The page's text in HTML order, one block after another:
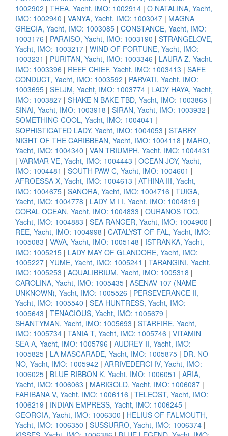
1002902 | THEA, Yacht, IMO: 1002914 | O NATALINA, Yacht,
IMO: 1002940 | VANYA, Yacht, IMO: 1003047 | MAGNA
GRECIA, Yacht, IMO: 1003085 | CONSTANCE, Yacht, IMO:
1003176 | PARAISO, Yacht, IMO: 1003190 | STRANGELOVE,
Yacht, IMO: 1003217 | WIND OF FORTUNE, Yacht, IMO:
1003231 | PURITAN, Yacht, IMO: 1003346 | LAURA Z, Yacht,
IMO: 1003396 | REEF CHIEF, Yacht, IMO: 1003413 | SAFE
CONDUCT, Yacht, IMO: 1003592 | PARVATI, Yacht, IMO:
1003695 | SELJM, Yacht, IMO: 1003774 | LADY HAYA, Yacht,
IMO: 1003827 | SHAKE N BAKE TBD, Yacht, IMO: 1003865 |
SINAI, Yacht, IMO: 1003918 | SIRAN, Yacht, IMO: 1003932 |
SOMETHING COOL, Yacht, IMO: 1004041 |
SOPHISTICATED LADY, Yacht, IMO: 1004053 | STARRY
NIGHT OF THE CARIBBEAN, Yacht, IMO: 1004118 | MARO,
Yacht, IMO: 1004340 | VAN TRIUMPH, Yacht, IMO: 1004431
| VARMAR VE, Yacht, IMO: 1004443 | OCEAN JOY, Yacht,
IMO: 1004481 | SOUTH PAW C, Yacht, IMO: 1004601 |
AFROESSA X, Yacht, IMO: 1004613 | ATHINA III, Yacht,
IMO: 1004675 | SANORA, Yacht, IMO: 1004716 | TUIGA,
Yacht, IMO: 1004778 | LADY M I I, Yacht, IMO: 1004819 |
CORAL OCEAN, Yacht, IMO: 1004833 | OURANOS TOO,
Yacht, IMO: 1004883 | SEA RANGER, Yacht, IMO: 1004900 |
REE, Yacht, IMO: 1004998 | CATALYST OF FAL, Yacht, IMO:
1005083 | VAVA, Yacht, IMO: 1005148 | ISTRANKA, Yacht,
IMO: 1005215 | LADY MAY OF GLANDORE, Yacht, IMO:
1005227 | YUME, Yacht, IMO: 1005241 | TARANGINI, Yacht,
IMO: 1005253 | AQUALIBRIUM, Yacht, IMO: 1005318 |
CAROLINA, Yacht, IMO: 1005435 | ASENAV 107 (NAME
UNKNOWN), Yacht, IMO: 1005526 | PERSEVERANCE II,
Yacht, IMO: 1005540 | SEA HUNTRESS, Yacht, IMO:
1005643 | TENACIOUS, Yacht, IMO: 1005679 |
SHANTYMAN, Yacht, IMO: 1005693 | STARFIRE, Yacht,
IMO: 1005734 | TANIA T, Yacht, IMO: 1005746 | VITAMIN
SEA A, Yacht, IMO: 1005796 | AUDREY II, Yacht, IMO:
1005825 | LA MASCARADE, Yacht, IMO: 1005875 | DR. NO
NO, Yacht, IMO: 1005942 | ARRIVEDERCI IV, Yacht, IMO:
1006025 | BLUE RIBBON K, Yacht, IMO: 1006051 | ARIA,
Yacht, IMO: 1006063 | MARIGOLD, Yacht, IMO: 1006087 |
FARIBANA V, Yacht, IMO: 1006116 | TELEOST, Yacht, IMO:
1006219 | INDIAN EMPRESS, Yacht, IMO: 1006245 |
GEORGIA, Yacht, IMO: 1006300 | HELIUS OF FALMOUTH,
Yacht, IMO: 1006350 | SUSSURRO, Yacht, IMO: 1006374 |